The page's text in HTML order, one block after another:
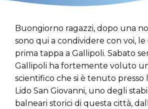
Buongiorno ragazzi, dopo una
sono qui a condividere con voi,
prima tappa a Gallipoli. Sabato
Gallipoli ha fortemente voluto
scientifico che si è tenuto presso
Lido San Giovanni, uno degli
balneari storici di questa città,